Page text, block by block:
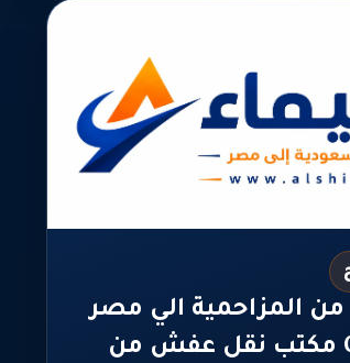
المزاحمية الي مصر
0564883942 مكتب نقل عفش من